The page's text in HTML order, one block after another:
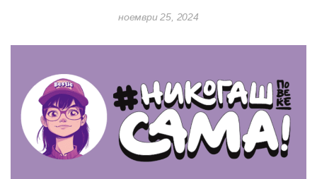
ноември 25, 2024